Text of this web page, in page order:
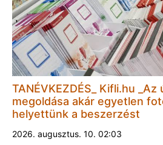
TANÉVKEZDÉS_ Kifli.hu _Az
megoldása akár egyetlen
helyettünk a beszerzést
2026. augusztus. 10. 02:03